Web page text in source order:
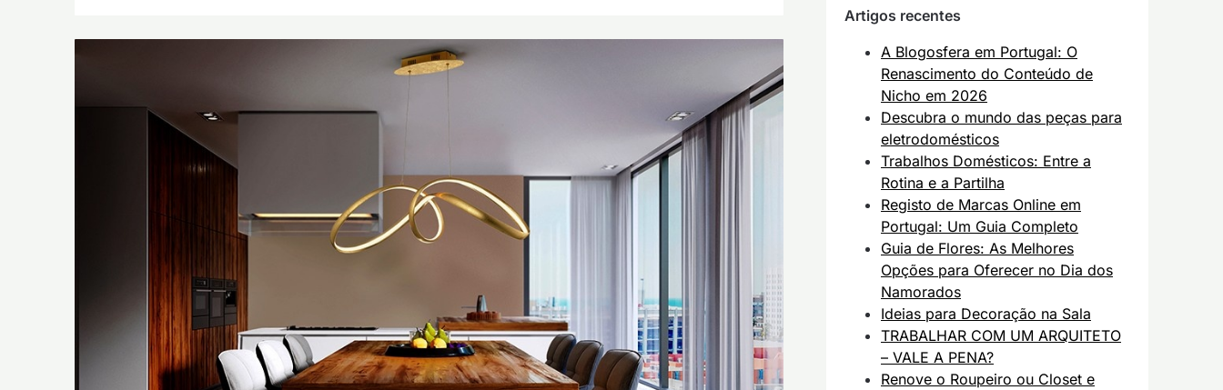
Artigos recentes
A Blogosfera em Portugal: O
Renascimento do Conteúdo de
Nicho em 2026
Descubra o mundo das peças para
eletrodomésticos
Trabalhos Domésticos: Entre a
Rotina e a Partilha
Registo de Marcas Online em
Portugal: Um Guia Completo
Guia de Flores: As Melhores
Opções para Oferecer no Dia dos
Namorados
Ideias para Decoração na Sala
TRABALHAR COM UM ARQUITETO
– VALE A PENA?
Renove o Roupeiro ou Closet e